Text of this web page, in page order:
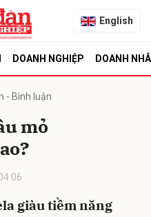
English
DOANH NGHIỆP DOANH
- Bình luận
mỏ
giàu tiềm năng